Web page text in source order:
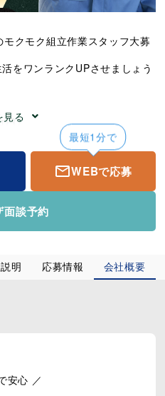
見る
クモク組立作業スタッフ大募
をワンランクUPさせましょう
》
最短1分で
WEBで応募
面談予約
明 応募情報 会社概要
安心 ／